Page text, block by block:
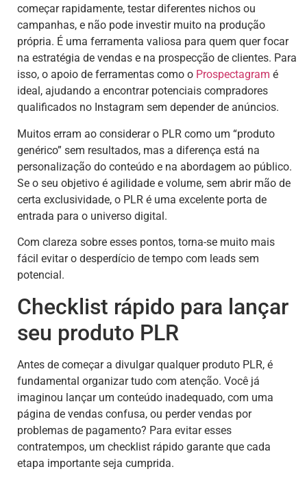
começar rapidamente, testar diferentes nichos ou
campanhas, e não pode investir muito na produção
própria. É uma ferramenta valiosa para quem quer focar
na estratégia de vendas e na prospecção de clientes. Para
isso, o apoio de ferramentas como o Prospectagram é
ideal, ajudando a encontrar potenciais compradores
qualificados no Instagram sem depender de anúncios.
Muitos erram ao considerar o PLR como um “produto
genérico” sem resultados, mas a diferença está na
personalização do conteúdo e na abordagem ao público.
Se o seu objetivo é agilidade e volume, sem abrir mão de
certa exclusividade, o PLR é uma excelente porta de
entrada para o universo digital.
Com clareza sobre esses pontos, torna-se muito mais
fácil evitar o desperdício de tempo com leads sem
potencial.
Checklist rápido para lançar
seu produto PLR
Antes de começar a divulgar qualquer produto PLR, é
fundamental organizar tudo com atenção. Você já
imaginou lançar um conteúdo inadequado, com uma
página de vendas confusa, ou perder vendas por
problemas de pagamento? Para evitar esses
contratempos, um checklist rápido garante que cada
etapa importante seja cumprida.